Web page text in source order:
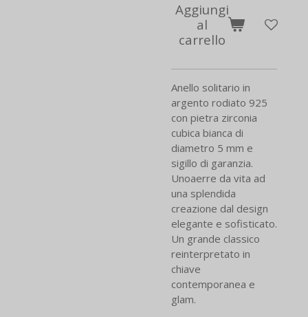
Aggiungi
al
carrello
Anello solitario in
argento rodiato 925
con pietra zirconia
cubica bianca di
diametro 5 mm e
sigillo di garanzia.
Unoaerre da vita ad
una splendida
creazione dal design
elegante e sofisticato.
Un grande classico
reinterpretato in
chiave
contemporanea e
glam.